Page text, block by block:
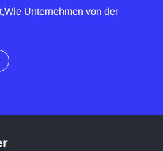
Unternehmen von der